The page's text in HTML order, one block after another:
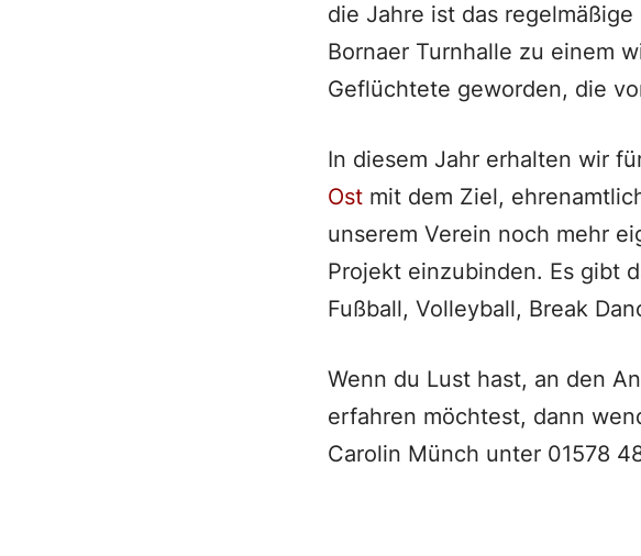
die Jahre ist das
Bornaer Turnhalle zu einem
Geflüchtete geworden, die
In diesem Jahr erhalten wir
Ostmit dem Ziel,
unserem Verein noch mehr
Projekt einzubinden. Es gibt
Fußball, Volleyball, Break
Wenn du Lust hast, an den
erfahren möchtest, dann
Carolin Münch unter 01578